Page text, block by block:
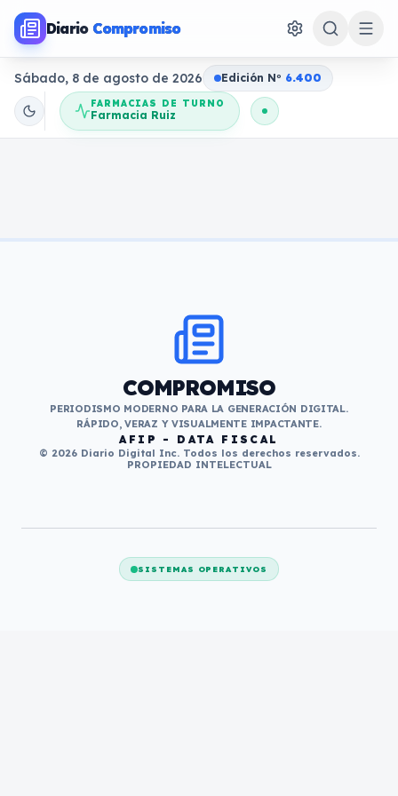
Diario Compromiso
Sábado, 8 de agosto de 2026 Edición No 6.400
FARMACIAS DE TURNO
Farmacia Ruiz
COMPROMISO
PERIODISMO MODERNO PARA LA GENERACIÓN DIGITAL.
RÁPIDO, VERAZ Y VISUALMENTE IMPACTANTE.
AFIP - DATA FISCAL
© 2026 Diario Digital Inc. Todos los derechos reservados.
PROPIEDAD INTELECTUAL
SISTEMAS OPERATIVOS